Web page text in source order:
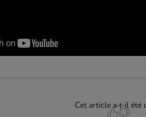
Cet article a-t-il été